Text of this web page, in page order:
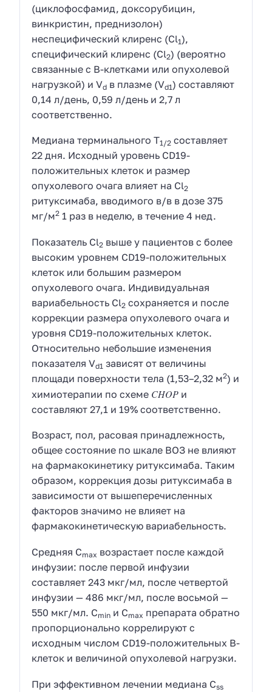
(циклофосфамид, доксорубицин,
винкристин, преднизолон)
неспецифический клиренс (Cl1),
специфический клиренс (Cl2) (вероятно
связанные с В-клетками или опухолевой
нагрузкой) иVd в плазме (Vd1) составляют
0,14 л/день, 0,59 л/день и 2,7 л
соответственно.
Медиана терминальногоT1/2 составляет
22 дня. Исходный уровень CD19-
положительных клеток и размер
опухолевого очага влияет на Cl2
ритуксимаба, вводимого в/в в дозе 375
мг/м2 1 раз в неделю, в течение 4 нед.
Показатель Cl2 выше у пациентов с более
высоким уровнем CD19-положительных
клеток или большим размером
опухолевого очага. Индивидуальная
вариабельность Cl2 сохраняется и после
коррекции размера опухолевого очага и
уровня CD19-положительных клеток.
Относительно небольшие изменения
показателяVd1 зависят от величины
площади поверхности тела (1,53–2,32 м2) и
химиотерапии по схеме CHOP и
составляют 27,1 и 19% соответственно.
Возраст, пол, расовая принадлежность,
общее состояние по шкале ВОЗ не влияют
на фармакокинетику ритуксимаба. Таким
образом, коррекция дозы ритуксимаба в
зависимости от вышеперечисленных
факторов значимо не влияет на
фармакокинетическую вариабельность.
Средняя Cmax возрастает после каждой
инфузии: после первой инфузии
составляет 243 мкг/мл, после четвертой
инфузии — 486 мкг/мл, после восьмой —
550 мкг/мл. Cmin и Cmax препарата обратно
пропорционально коррелируют с
исходным числом CD19-положительных В-
клеток и величиной опухолевой нагрузки.
При эффективном лечении медиана Css